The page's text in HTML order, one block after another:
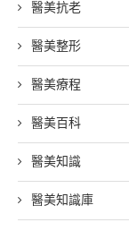
醫美抗老
醫美整形
醫美療程
醫美百科
醫美知識
醫美知識庫